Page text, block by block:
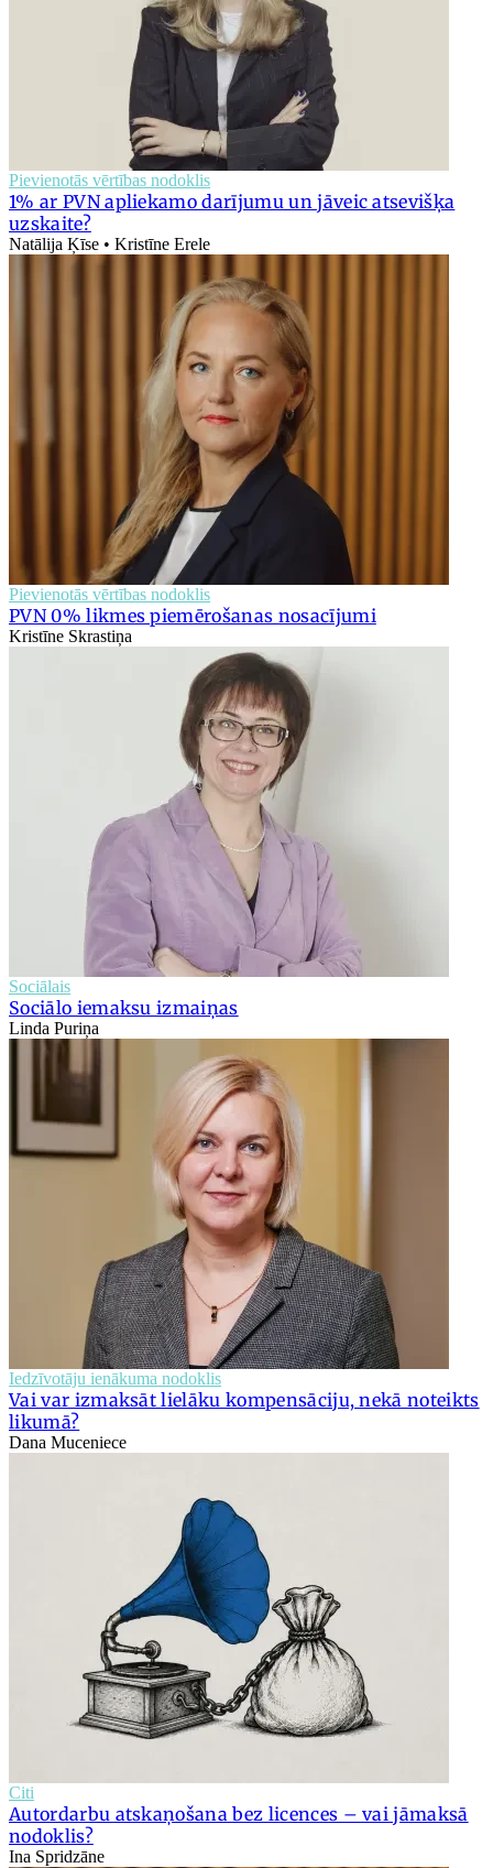
Pievienotās vērtības nodoklis
1% ar PVN apliekamo darījumu un jāveic atsevišķa
uzskaite?
Natālija Ķīse • Kristīne Erele
Pievienotās vērtības nodoklis
PVN 0% likmes piemērošanas nosacījumi
Kristīne Skrastiņa
Sociālais
Sociālo iemaksu izmaiņas
Linda Puriņa
Iedzīvotāju ienākuma nodoklis
Vai var izmaksāt lielāku kompensāciju, nekā noteikts
likumā?
Dana Muceniece
Citi
Autordarbu atskaņošana bez licences – vai jāmaksā
nodoklis?
Ina Spridzāne